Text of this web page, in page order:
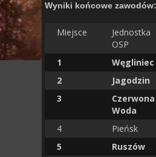
Wyniki końcowe zawodów:
Miejsce
Jednostka
OSP
1 Węgliniec
2
Jagodzin
3
Czerwona
Woda
4 Pieńsk
5
Ruszów